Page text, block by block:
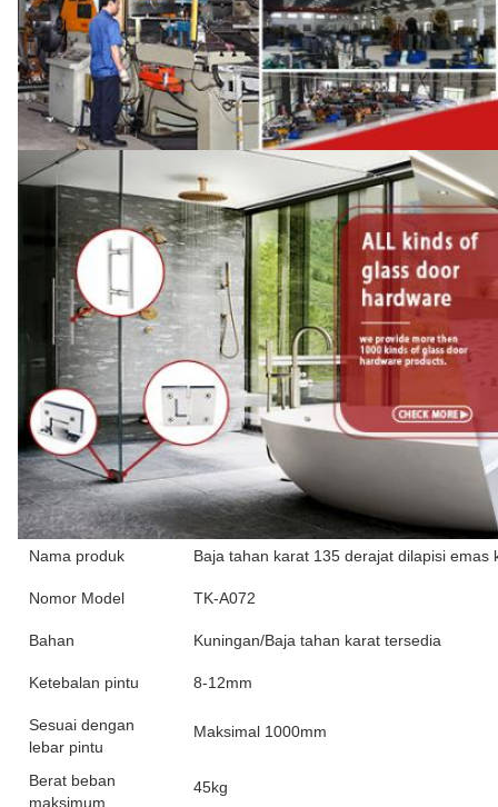
Nama produk Baja tahan karat 135 derajat dilapisi emas
Nomor Model TK-A072
Bahan Kuningan/Baja tahan karat tersedia
Ketebalan pintu 8-12mm
Sesuai dengan
lebar pintu
Maksimal 1000mm
Berat beban
maksimum
45kg